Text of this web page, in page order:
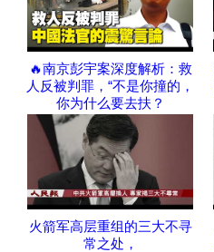
🔥南京彭宇案深度解析：救
人反被判罪，“不是你撞的，
你为什么要去扶？
火箭军高层重组的三大不寻
常之处，